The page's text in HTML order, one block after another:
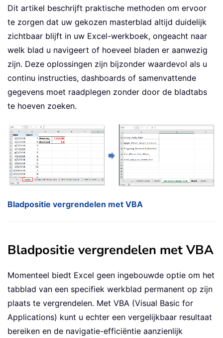
Dit artikel beschrijft praktische methoden om ervoor
te zorgen dat uw gekozen masterblad altijd duidelijk
zichtbaar blijft in uw Excel-werkboek, ongeacht naar
welk blad u navigeert of hoeveel bladen er aanwezig
zijn. Deze oplossingen zijn bijzonder waardevol als u
continu instructies, dashboards of samenvattende
gegevens moet raadplegen zonder door de bladtabs
te hoeven zoeken.
Bladpositie vergrendelen met VBA
Bladpositie vergrendelen met VBA
Momenteel biedt Excel geen ingebouwde optie om het
tabblad van een specifiek werkblad permanent op zijn
plaats te vergrendelen. Met VBA (Visual Basic for
Applications) kunt u echter een vergelijkbaar resultaat
bereiken en de navigatie-efficiëntie aanzienlijk